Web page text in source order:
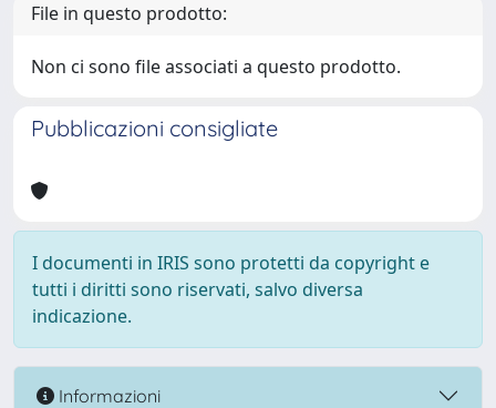
File in questo prodotto:
Non ci sono file associati a questo prodotto.
Pubblicazioni consigliate
I documenti in IRIS sono protetti da copyright e
tutti i diritti sono riservati, salvo diversa
indicazione.
Informazioni